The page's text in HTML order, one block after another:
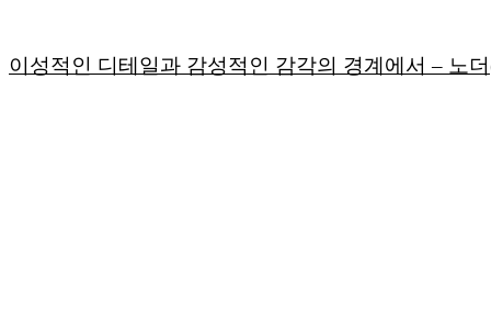
이성적인 디테일과 감성적인 감각의 경계에서– 노